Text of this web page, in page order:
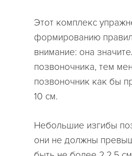
Этот комплекс
формированию
внимание: она
позвоночника, тем
позвоночник как бы
10 см.
Небольшие изгибы
они не должны